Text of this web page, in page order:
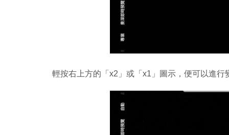
輕按右上方的「x2」或「x1」圖示，便可以進行